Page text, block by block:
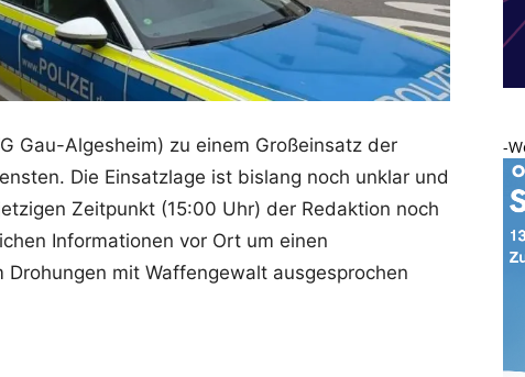
Gau-Algesheim) zu einem Großeinsatz der
Die Einsatzlage ist bislang noch unklar und
Zeitpunkt (15:00 Uhr) der Redaktion noch
Informationen vor Ort um einen
mit Waffengewalt ausgesprochen
-